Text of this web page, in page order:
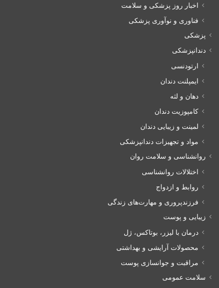
اخبار روز پزشکی و سلامت
فناوری و نوآوری پزشکی
پزشکی
دندانپزشکی
ارتودنسی
ایمپلنت دندان
دهان و لثه
کامپوزیت دندان
لمینت و زیبایی دندان
مواد و تجهیزات دندانپزشکی
روانشناسی و سلامت روان
اختلالات روانشناسی
روابط و ازدواج
فرزندپروری و مهارت‌های زندگی
زیبایی و پوست
درمان با لیزر، بوتاکس، ژل
محصولات آرایشی و بهداشتی
مراقبت و جوانسازی پوست
سلامت عمومی